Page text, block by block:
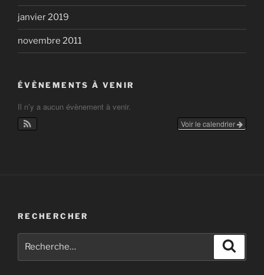
janvier 2019
novembre 2011
ÉVÈNEMENTS À VENIR
Il n’y a aucun évènement à venir.
Voir le calendrier
RECHERCHER